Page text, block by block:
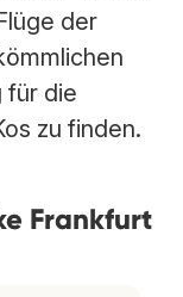
der
für die
zu finden.
Frankfurt